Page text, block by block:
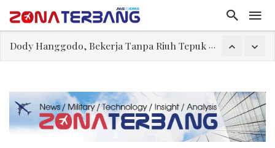
IKN GarisBawahi Tiga Wajah Kemiskinan di Indonesia
Belajar dari kalah 3-0 dengan Vietnam: Sepak Bola Tidak Mengenal Jalan Pintas
IKN Mengurai Benang Kusut Pengentasan Kemiskinan